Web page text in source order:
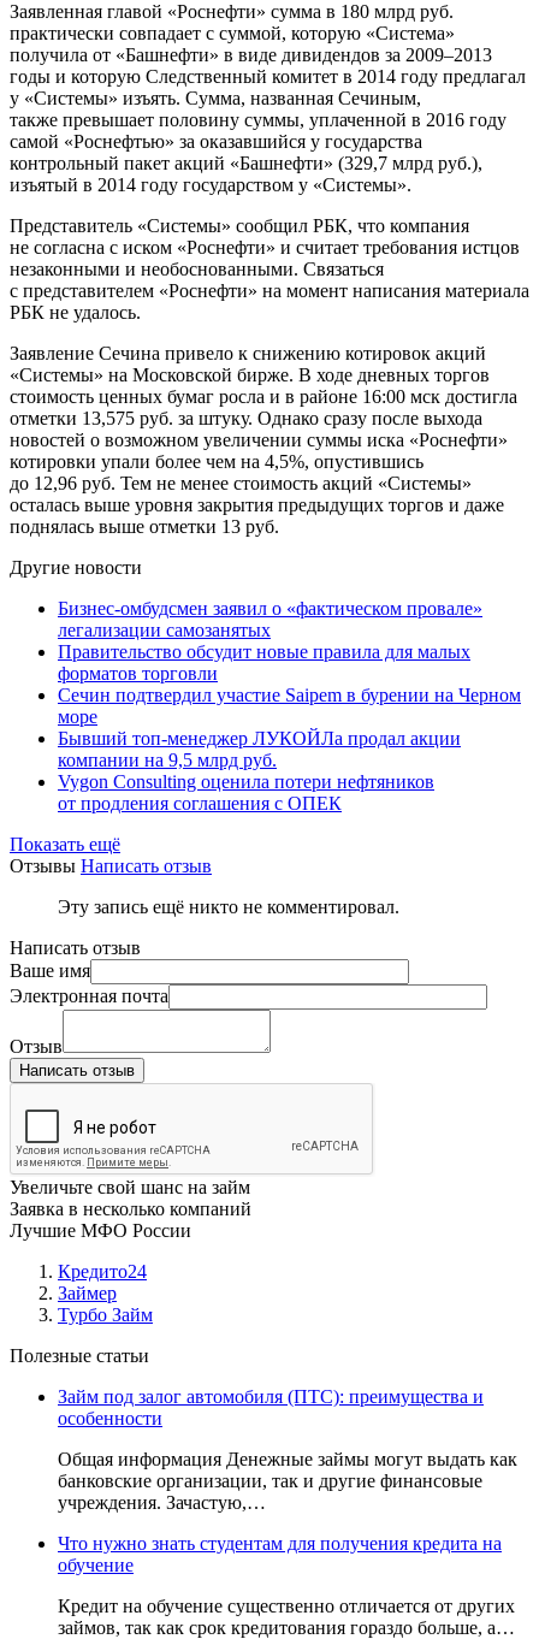
Заявленная главой «Роснефти» сумма в 180 млрд руб.
практически совпадает с суммой, которую «Система»
получила от «Башнефти» в виде дивидендов за 2009–2013
годы и которую Следственный комитет в 2014 году предлагал
у «Системы» изъять. Сумма, названная Сечиным,
также превышает половину суммы, уплаченной в 2016 году
самой «Роснефтью» за оказавшийся у государства
контрольный пакет акций «Башнефти» (329,7 млрд руб.),
изъятый в 2014 году государством у «Системы».
Представитель «Системы» сообщил РБК, что компания
не согласна с иском «Роснефти» и считает требования истцов
незаконными и необоснованными. Связаться
с представителем «Роснефти» на момент написания материала
РБК не удалось.
Заявление Сечина привело к снижению котировок акций
«Системы» на Московской бирже. В ходе дневных торгов
стоимость ценных бумаг росла и в районе 16:00 мск достигла
отметки 13,575 руб. за штуку. Однако сразу после выхода
новостей о возможном увеличении суммы иска «Роснефти»
котировки упали более чем на 4,5%, опустившись
до 12,96 руб. Тем не менее стоимость акций «Системы»
осталась выше уровня закрытия предыдущих торгов и даже
поднялась выше отметки 13 руб.
Другие новости
Бизнес-омбудсмен заявил о «фактическом провале»
легализации самозанятых
Правительство обсудит новые правила для малых
форматов торговли
Сечин подтвердил участие Saipem в бурении на Черном
море
Бывший топ-менеджер ЛУКОЙЛа продал акции
компании на 9,5 млрд руб.
Vygon Consulting оценила потери нефтяников
от продления соглашения с ОПЕК
Показать ещё
Отзывы Написать отзыв
Эту запись ещё никто не комментировал.
Написать отзыв
Ваше имя
Электронная почта
Отзыв
Написать отзыв
Увеличьте свой шанс на займ
Заявка в несколько компаний
Лучшие МФО России
Кредито24
Займер
Турбо Займ
Полезные статьи
Займ под залог автомобиля (ПТС): преимущества и
особенности
Общая информация Денежные займы могут выдать как
банковские организации, так и другие финансовые
учреждения. Зачастую,…
Что нужно знать студентам для получения кредита на
обучение
Кредит на обучение существенно отличается от других
займов, так как срок кредитования гораздо больше, а…